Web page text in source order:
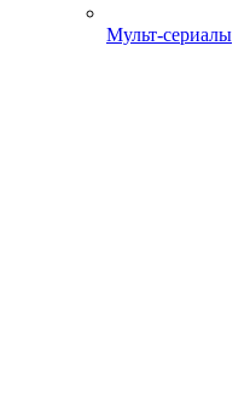
Мульт-сериалы